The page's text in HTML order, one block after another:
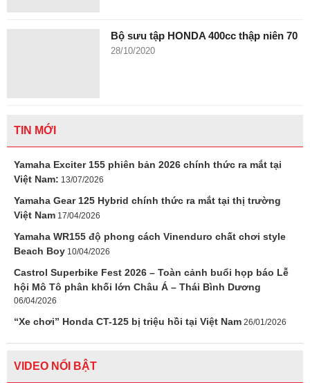
Bộ sưu tập HONDA 400cc thập niên 70
28/10/2020
TIN MỚI
Yamaha Exciter 155 phiên bản 2026 chính thức ra mắt tại
Việt Nam: 13/07/2026
Yamaha Gear 125 Hybrid chính thức ra mắt tại thị trường
Việt Nam 17/04/2026
Yamaha WR155 độ phong cách Vinenduro chất chơi style
Beach Boy 10/04/2026
Castrol Superbike Fest 2026 – Toàn cảnh buổi họp báo Lễ
hội Mô Tô phân khối lớn Châu Á – Thái Bình Dương
06/04/2026
“Xe chơi” Honda CT-125 bị triệu hồi tại Việt Nam 26/01/2026
VIDEO NỔI BẬT